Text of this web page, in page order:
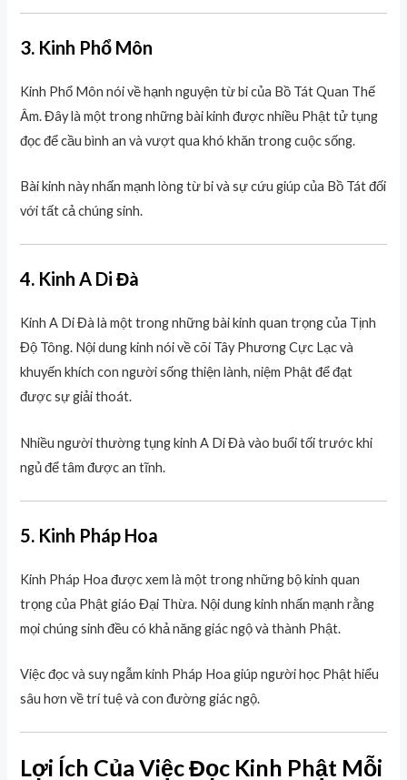
3. Kinh Phổ Môn
Kinh Phổ Môn nói về hạnh nguyện từ bi của Bồ Tát Quan Thế
Âm. Đây là một trong những bài kinh được nhiều Phật tử tụng
đọc để cầu bình an và vượt qua khó khăn trong cuộc sống.
Bài kinh này nhấn mạnh lòng từ bi và sự cứu giúp của Bồ Tát đối
với tất cả chúng sinh.
4. Kinh A Di Đà
Kinh A Di Đà là một trong những bài kinh quan trọng của Tịnh
Độ Tông. Nội dung kinh nói về cõi Tây Phương Cực Lạc và
khuyến khích con người sống thiện lành, niệm Phật để đạt
được sự giải thoát.
Nhiều người thường tụng kinh A Di Đà vào buổi tối trước khi
ngủ để tâm được an tĩnh.
5. Kinh Pháp Hoa
Kinh Pháp Hoa được xem là một trong những bộ kinh quan
trọng của Phật giáo Đại Thừa. Nội dung kinh nhấn mạnh rằng
mọi chúng sinh đều có khả năng giác ngộ và thành Phật.
Việc đọc và suy ngẫm kinh Pháp Hoa giúp người học Phật hiểu
sâu hơn về trí tuệ và con đường giác ngộ.
Lợi Ích Của Việc Đọc Kinh Phật Mỗi